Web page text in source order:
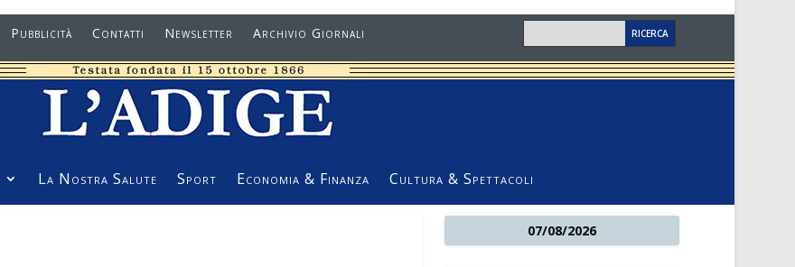
Pubblicità Contatti Newsletter Archivio Giornali
La Nostra Salute Sport Economia & Finanza Cultura & Spettacoli
07/08/2026